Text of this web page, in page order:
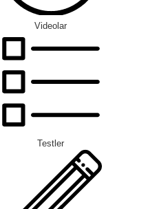
Videolar
Testler